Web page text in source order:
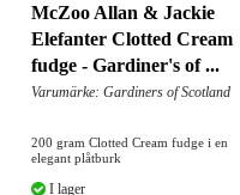
McZoo Allan & Jackie
Elefanter Clotted Cream
fudge - Gardiner's of ...
Varumärke: Gardiners of Scotland
200 gram Clotted Cream fudge i en
elegant plåtburk
I lager